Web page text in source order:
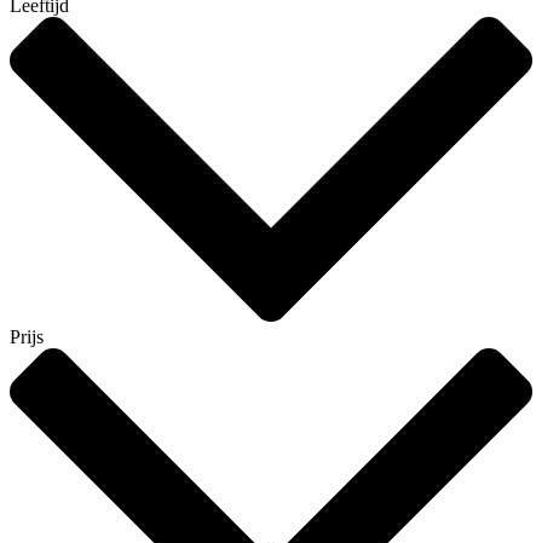
Leeftijd
Prijs